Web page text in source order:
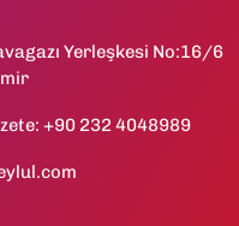
Yerleşkesi No:16/6
+90 232 4048989